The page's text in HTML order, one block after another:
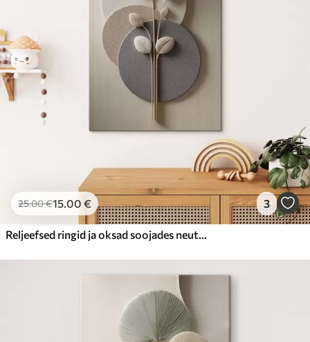
25.00€15.00 € 3
Reljeefsed ringid ja oksad soojades neutraalsetes toonides